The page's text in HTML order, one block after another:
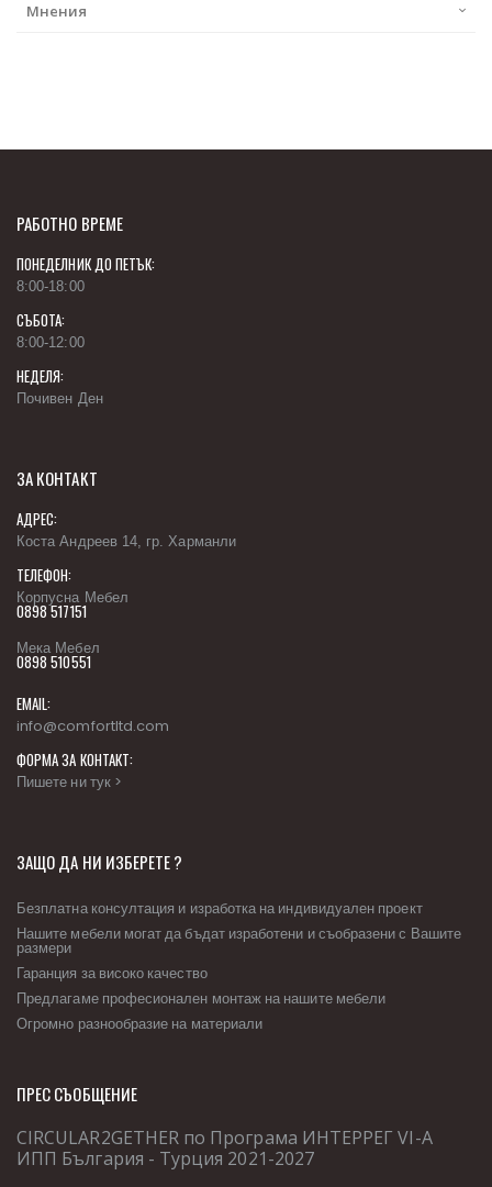
Мнения
РАБОТНО ВРЕМЕ
ПОНЕДЕЛНИК ДО ПЕТЪК:
8:00-18:00
СЪБОТА:
8:00-12:00
НЕДЕЛЯ:
Почивен Ден
ЗА КОНТАКТ
АДРЕС:
Коста Андреев 14, гр. Харманли
ТЕЛЕФОН:
Корпусна Мебел
0898 517151
Мека Мебел
0898 510551
EMAIL:
info@comfortltd.com
ФОРМА ЗА КОНТАКТ:
Пишете ни тук >
ЗАЩО ДА НИ ИЗБЕРЕТЕ ?
Безплатна консултация и изработка на индивидуален проект
Нашите мебели могат да бъдат изработени и съобразени с Вашите
размери
Гаранция за високо качество
Предлагаме професионален монтаж на нашите мебели
Огромно разнообразие на материали
ПРЕС СЪОБЩЕНИЕ
CIRCULAR2GETHER по Програма ИНТЕРРЕГ VІ-А
ИПП България - Турция 2021-2027